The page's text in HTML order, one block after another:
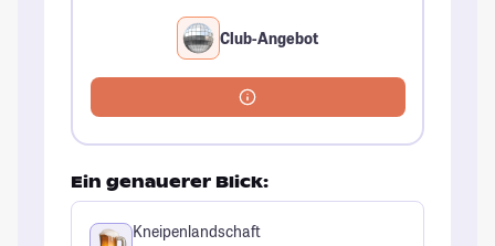
Club-Angebot
Ein genauerer Blick:
Kneipenlandschaft